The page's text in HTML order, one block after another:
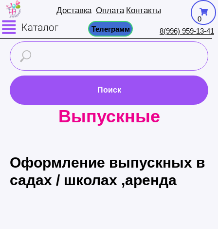
8(996) 959-13-41
Оплата
Доставка Контакты
Телеграмм
0
Поиск
Выпускные
Оформление выпускных в
садах / школах ,аренда